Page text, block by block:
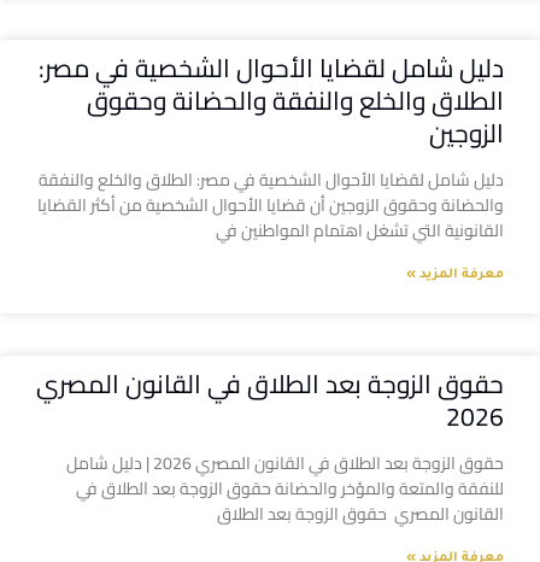
دليل شامل لقضايا الأحوال الشخصية في مصر:
الطلاق والخلع والنفقة والحضانة وحقوق
الزوجين
دليل شامل لقضايا الأحوال الشخصية في مصر: الطلاق والخلع والنفقة
والحضانة وحقوق الزوجين أن قضايا الأحوال الشخصية من أكثر القضايا
القانونية التي تشغل اهتمام المواطنين في
معرفة المزيد »
حقوق الزوجة بعد الطلاق في القانون المصري
2026
حقوق الزوجة بعد الطلاق في القانون المصري 2026 | دليل شامل
للنفقة والمتعة والمؤخر والحضانة حقوق الزوجة بعد الطلاق في
القانون المصري حقوق الزوجة بعد الطلاق
معرفة المزيد »